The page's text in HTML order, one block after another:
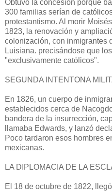
Obtuvo la concesión porque
300 familias serían de
protestantismo. Al morir
1823, la renovación y
colonización, con inmigrantes
Luisiana. precisándose que
"exclusivamente católicos".
SEGUNDA INTENTONA
En 1826, un cuerpo de
establecidos cerca de
bandera de la insurrección,
llamaba Edwards, y lanzó
Poco tardaron esos hombres
mexicanas.
LA DIPLOMACIA DE LA
El 18 de octubre de 1822,